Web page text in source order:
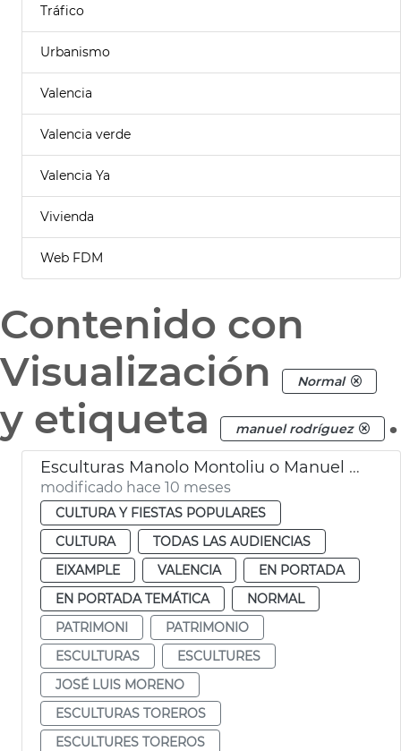
Tráfico
Urbanismo
Valencia
Valencia verde
Valencia Ya
Vivienda
Web FDM
Contenido con
Visualización
Normal
y etiqueta manuel rodríguez .
Esculturas Manolo Montoliu o Manuel Granero València
modificado hace 10 meses
CULTURA Y FIESTAS POPULARES
CULTURA
TODAS LAS AUDIENCIAS
EIXAMPLE
VALENCIA
EN PORTADA
EN PORTADA TEMÁTICA
NORMAL
PATRIMONI
PATRIMONIO
ESCULTURAS
ESCULTURES
JOSÉ LUIS MORENO
ESCULTURAS TOREROS
ESCULTURES TOREROS